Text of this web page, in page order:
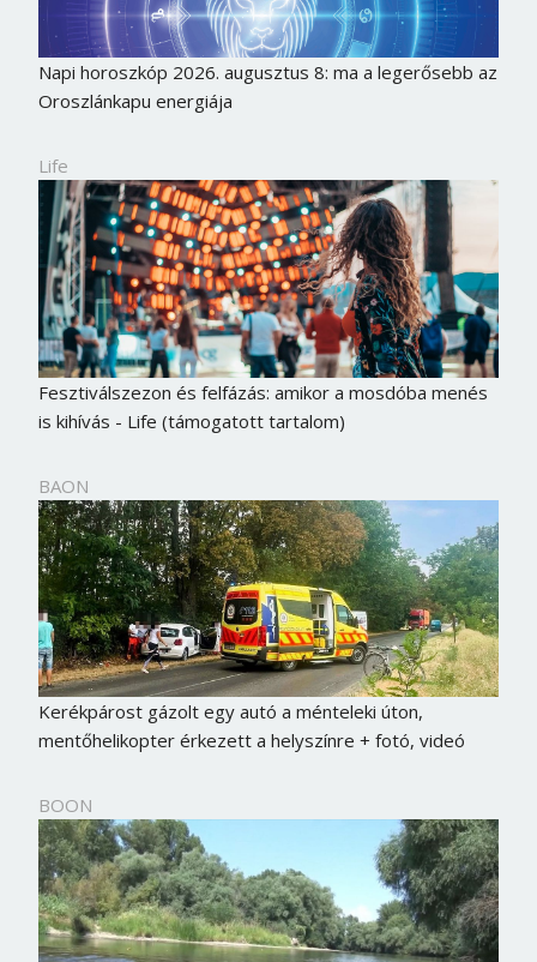
Napi horoszkóp 2026. augusztus 8: ma a legerősebb az
Oroszlánkapu energiája
Life
Fesztiválszezon és felfázás: amikor a mosdóba menés
is kihívás - Life (támogatott tartalom)
BAON
Kerékpárost gázolt egy autó a ménteleki úton,
mentőhelikopter érkezett a helyszínre + fotó, videó
BOON